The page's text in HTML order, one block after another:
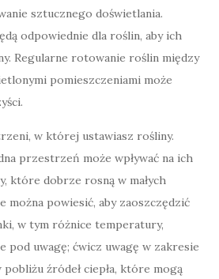
sztucznego doświetlania.
odpowiednie dla roślin, aby ich
Regularne rotowanie roślin między
pomieszczeniami może
w której ustawiasz rośliny.
przestrzeń może wpływać na ich
które dobrze rosną w małych
powiesić, aby zaoszczędzić
w tym różnice temperatury,
pod uwagę; ćwicz uwagę w zakresie
źródeł ciepła, które mogą